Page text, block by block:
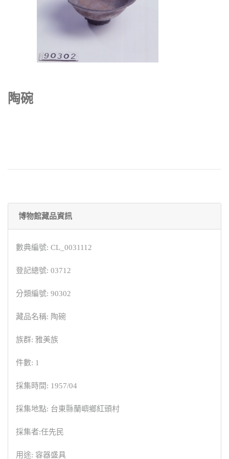
陶碗
博物館藏品資訊
數典編號: CL_0031112
登記總號: 03712
分類編號: 90302
藏品名稱: 陶碗
族群: 雅美族
件數: 1
採集時間: 1957/04
採集地點: 台東縣蘭嶼鄉紅頭村
採集者:任先民
用途: 容器盛具